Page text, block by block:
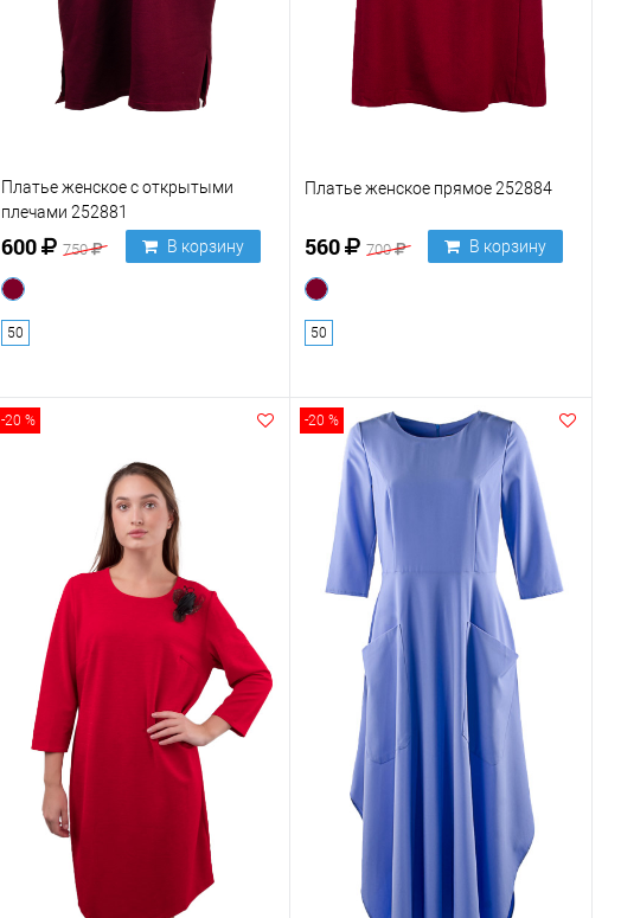
Платье женское с открытыми
плечами 252881
600 750 В корзину
50
Платье женское прямое 252884
560 700 В корзину
50
-20 % -20 %